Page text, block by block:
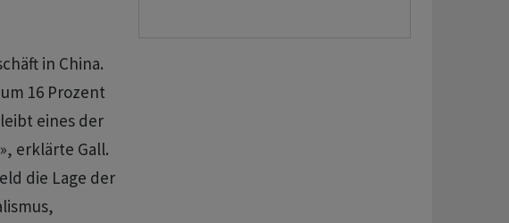
​in China.
16 Prozent
eines der
erklärte Gall.
die Lage der